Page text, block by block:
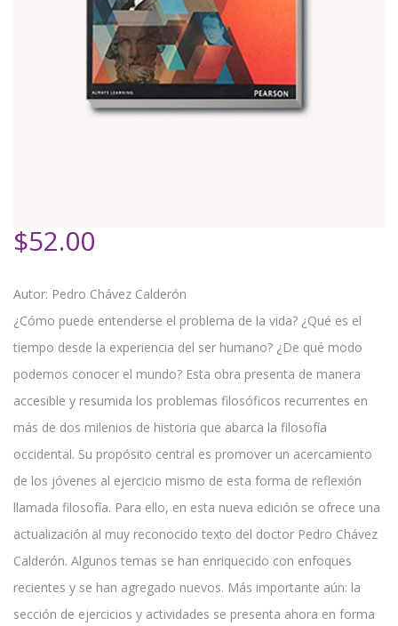
$52.00
Autor: Pedro Chávez Calderón
¿Cómo puede entenderse el problema de la vida? ¿Qué es el
tiempo desde la experiencia del ser humano? ¿De qué modo
podemos conocer el mundo? Esta obra presenta de manera
accesible y resumida los problemas filosóficos recurrentes en
más de dos milenios de historia que abarca la filosofía
occidental. Su propósito central es promover un acercamiento
de los jóvenes al ejercicio mismo de esta forma de reflexión
llamada filosofía. Para ello, en esta nueva edición se ofrece una
actualización al muy reconocido texto del doctor Pedro Chávez
Calderón. Algunos temas se han enriquecido con enfoques
recientes y se han agregado nuevos. Más importante aún: la
sección de ejercicios y actividades se presenta ahora en forma